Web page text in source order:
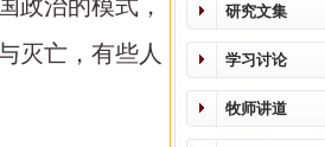
政治的模式，
灭亡，有些人
研究文集
学习讨论
牧师讲道